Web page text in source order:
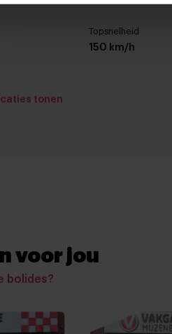
Topsnelheid
150 km/h
inklapbaar
tonen
voor jou
bolides?